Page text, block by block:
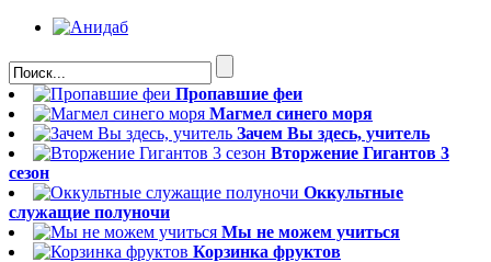
Пропавшие феи
Магмел синего моря
Зачем Вы здесь, учитель
Вторжение Гигантов 3
сезон
Оккультные
служащие полуночи
Мы не можем учиться
Корзинка фруктов